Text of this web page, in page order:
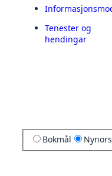
Tenester og
hendingar
Bokmål